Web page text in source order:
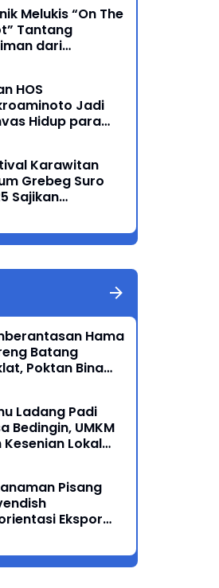
Melukis “On The
Tantang
dari
HOS
Jadi
Hidup para
Karawitan
Grebeg Suro
Sajikan
Ponorogo
Hama
Batang
Poktan Bina
di
Kauman
Ladang Padi
Bedingin, UMKM
Kesenian Lokal
Pisang
Ekspor